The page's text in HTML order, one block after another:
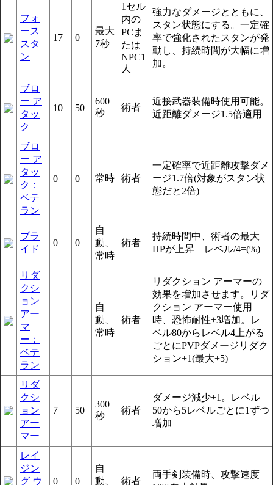
フォ
ース
スタ
ン
17 0
最大
7秒
1セル
内の
PCま
たは
NPC1
人
強力なダメージとともに、
スタン状態にする。一定確
率で強化されたスタンが発
動し、持続時間が大幅に増
加。
ブロ
ー ア
タッ
ク
10 50
600
秒
術者
近接武器装備時使用可能。
近距離ダメージ1.5倍適用
ブロ
ー ア
タッ
ク：
ベテ
ラン
0 0 常時 術者
一定確率で近距離攻撃ダメ
ージ1.7倍(対象がスタン状
態だと2倍)
プラ
イド
0 0
自
動、
常時
術者
持続時間中、術者の最大
HPが上昇 レベル/4=(%)
リダ
クシ
ョン
アー
マ
ー：
ベテ
ラン
自
動、
常時
術者
リダクション アーマーの
効果を増加させます。リダ
クション アーマー使用
時、恐怖耐性+3増加。レ
ベル80からレベル4上がる
ごとにPVPダメージリダク
ション+1(最大+5)
リダ
クシ
ョン
アー
マー
7 50
300
秒
術者
ダメージ減少+1。レベル
50から5レベルごとに1ずつ
増加
レイ
ジン
グ ウ
0 0
自
動、
術者
両手剣装備時、攻撃速度